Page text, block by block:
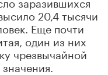
20,4 тысячи
Еще почти
один из них
чрезвычайной